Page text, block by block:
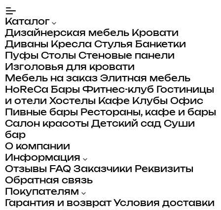
Каталог
Дизайнерская мебель Кровати
Диваны Кресла Стулья Банкетки
Пуфы Столы Стеновые панели
Изголовья для кровати
Мебель на заказ Элитная мебель
HoReCa Бары Фитнес-клуб
Гостиницы
и отели Хостелы Кафе Клубы Офис
Пивные бары Рестораны, кафе и бары
Салон красоты Детский сад Суши
бар
О компании
Информация
Отзывы FAQ Заказчики Реквизиты
Обратная связь
Покупателям
Гарантия и возврат Условия доставки